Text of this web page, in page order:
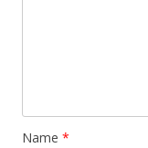
Name *